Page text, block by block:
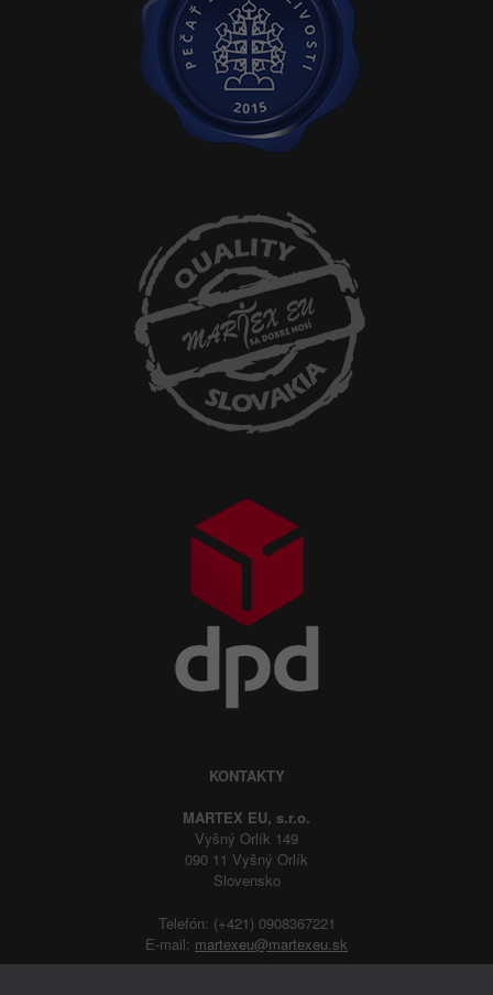
KONTAKTY
MARTEX EU, s.r.o.
Vyšný Orlík 149
090 11 Vyšný Orlík
Slovensko
Telefón: (+421) 0908367221
E-mail: martexeu@martexeu.sk